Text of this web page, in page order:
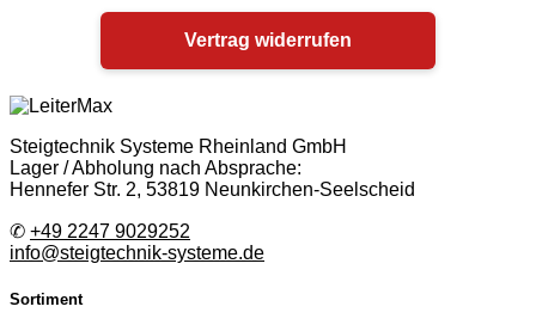
Vertrag widerrufen
Steigtechnik Systeme Rheinland GmbH
Lager / Abholung nach Absprache:
Hennefer Str. 2, 53819 Neunkirchen-Seelscheid
✆ +49 2247 9029252
info@steigtechnik-systeme.de
Sortiment